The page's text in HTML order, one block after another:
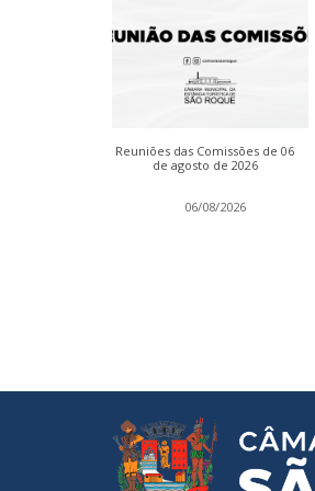
Reuniões das Comissões de 06
de agosto de 2026
06/08/2026